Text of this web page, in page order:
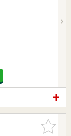
お気に入
りに追加